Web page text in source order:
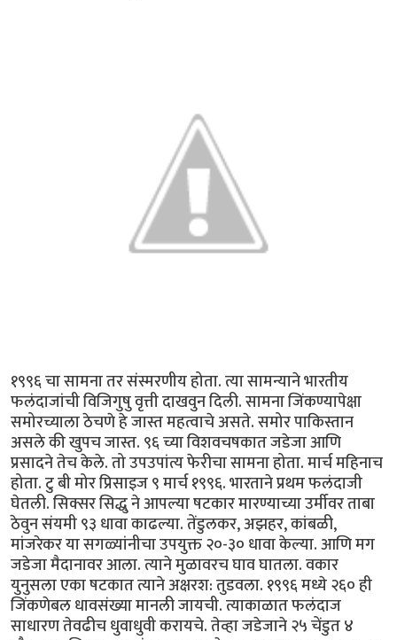
१९९६ चा सामना तर संस्मरणीय होता. त्या सामन्याने भारतीय
फलंदाजांची विजिगुषु वृत्ती दाखवुन दिली. सामना जिंकण्यापेक्षा
समोरच्याला ठेचणे हे जास्त महत्वाचे असते. समोर पाकिस्तान
असले की खुपच जास्त. ९६ च्या विशवचषकात जडेजा आणि
प्रसादने तेच केले. तो उपउपांत्य फेरीचा सामना होता. मार्च महिनाच
होता. टु बी मोर प्रिसाइज ९ मार्च १९९६. भारताने प्रथम फलंदाजी
घेतली. सिक्सर सिद्धु ने आपल्या षटकार मारण्याच्या उर्मीवर ताबा
ठेवुन संयमी ९३ धावा काढल्या. तेंडुलकर, अझहर, कांबळी,
मांजरेकर या सगळ्यांनीचा उपयुक्त २०-३० धावा केल्या. आणि मग
जडेजा मैदानावर आला. त्याने मुळावरच घाव घातला. वकार
युनुसला एका षटकात त्याने अक्षरश: तुडवला. १९९६ मध्ये २६० ही
जिंकणेबल धावसंख्या मानली जायची. त्याकाळात फलंदाज
साधारण तेवढीच धुवाधुवी करायचे. तेव्हा जडेजाने २५ चेंडुत ४